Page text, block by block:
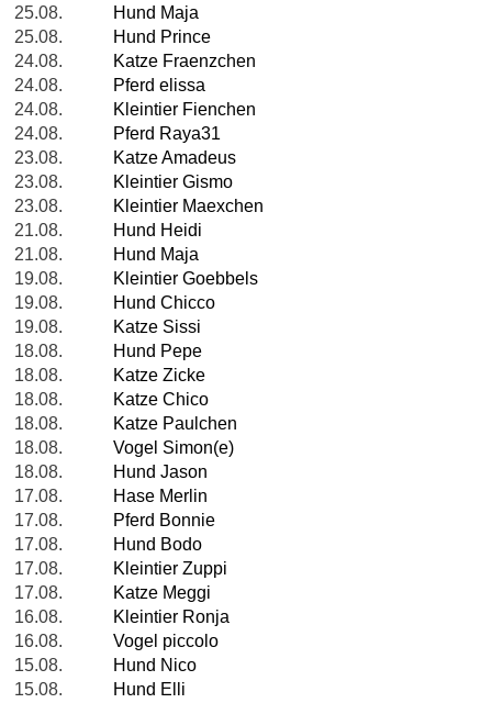
25.08.
Hund Maja
25.08.
Hund Prince
24.08.
Katze Fraenzchen
24.08.
Pferd elissa
24.08.
Kleintier Fienchen
24.08.
Pferd Raya31
23.08.
Katze Amadeus
23.08.
Kleintier Gismo
23.08.
Kleintier Maexchen
21.08.
Hund Heidi
21.08.
Hund Maja
19.08.
Kleintier Goebbels
19.08.
Hund Chicco
19.08.
Katze Sissi
18.08.
Hund Pepe
18.08.
Katze Zicke
18.08.
Katze Chico
18.08.
Katze Paulchen
18.08.
Vogel Simon(e)
18.08.
Hund Jason
17.08.
Hase Merlin
17.08.
Pferd Bonnie
17.08.
Hund Bodo
17.08.
Kleintier Zuppi
17.08.
Katze Meggi
16.08.
Kleintier Ronja
16.08.
Vogel piccolo
15.08.
Hund Nico
15.08.
Hund Elli